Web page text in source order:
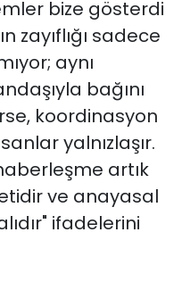
bize gösterdi
zayıflığı sadece
aynı
bağını
koordinasyon
yalnızlaşır.
artık
ve anayasal
ifadelerini